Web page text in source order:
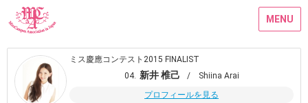
MENU
ミス慶應コンテスト2015 FINALIST
04. 新井 椎己
/ Shiina Arai
プロフィールを見る